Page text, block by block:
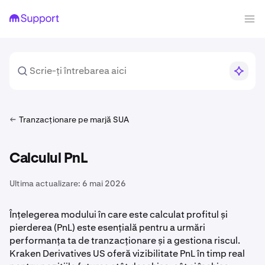
Tranzacționare pe marjă SUA
Calculul PnL
Ultima actualizare: 6 mai 2026
Înțelegerea modului în care este calculat profitul și
pierderea (PnL) este esențială pentru a urmări
performanța ta de tranzacționare și a gestiona riscul.
Kraken Derivatives US oferă vizibilitate PnL în timp real